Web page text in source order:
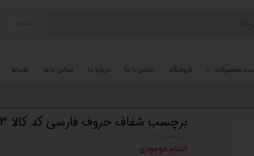
محصولات فروشگاه تماس با ما درباره ما تماس با ما اقساط
برچسب شفاف حروف فارسی کد کالا 1713
اتمام موجودی